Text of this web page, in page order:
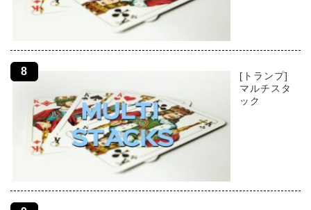
[トランプ]
マルチスタ
ック